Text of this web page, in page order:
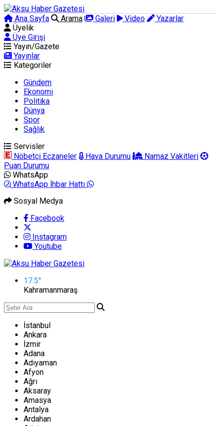
Ana Sayfa Arama Galeri Video
Yazarlar
Üyelik
Üye Girişi
Yayın/Gazete
Yayınlar
Kategoriler
Gündem
Ekonomi
Politika
Dünya
Spor
Sağlık
Servisler
Nöbetçi Eczaneler
Hava Durumu
Namaz Vakitleri
Puan Durumu
WhatsApp
WhatsApp İhbar Hattı
Sosyal Medya
Facebook
Instagram
Youtube
17.5°
Kahramanmaraş
İstanbul
Ankara
İzmir
Adana
Adıyaman
Afyon
Ağrı
Aksaray
Amasya
Antalya
Ardahan